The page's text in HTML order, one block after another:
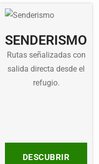
SENDERISMO
Rutas señalizadas con
salida directa desde el
refugio.
DESCUBRIR